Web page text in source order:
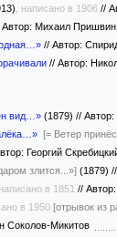
, написано в 1906 //
Автор: Михаил Пришвин
// Автор:
// Автор:
вид…» (1879) //
[= Ветер
Георгий
злится...»] (1879) //
написано в 1851 //
в 1950 [отрывок из
Соколов-Микитов